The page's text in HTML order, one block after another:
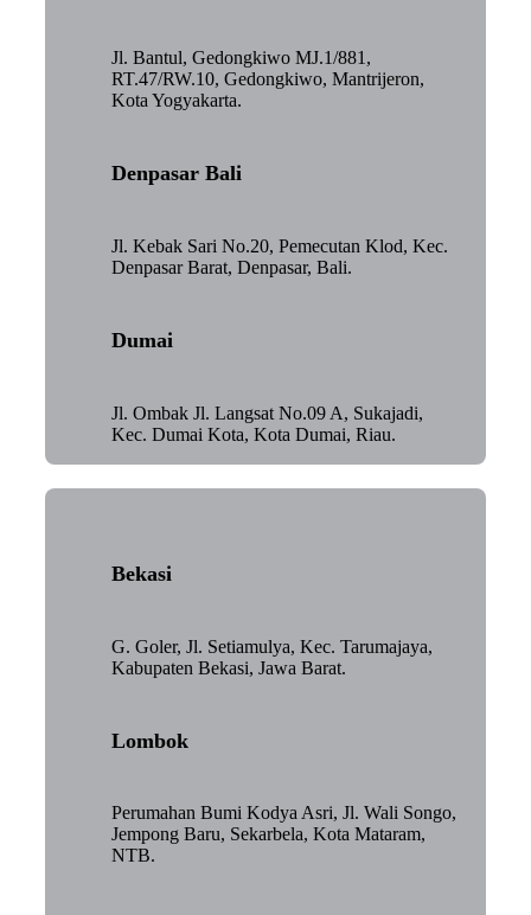
Jl. Bantul, Gedongkiwo MJ.1/881,
RT.47/RW.10, Gedongkiwo, Mantrijeron,
Kota Yogyakarta.
Denpasar Bali
Jl. Kebak Sari No.20, Pemecutan Klod, Kec.
Denpasar Barat, Denpasar, Bali.
Dumai
Jl. Ombak Jl. Langsat No.09 A, Sukajadi,
Kec. Dumai Kota, Kota Dumai, Riau.
Bekasi
G. Goler, Jl. Setiamulya, Kec. Tarumajaya,
Kabupaten Bekasi, Jawa Barat.
Lombok
Perumahan Bumi Kodya Asri, Jl. Wali Songo,
Jempong Baru, Sekarbela, Kota Mataram,
NTB.